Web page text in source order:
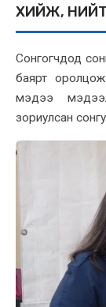
ХИЙЖ,
Сонгогчдод
баярт
мэдээ
зориулсан